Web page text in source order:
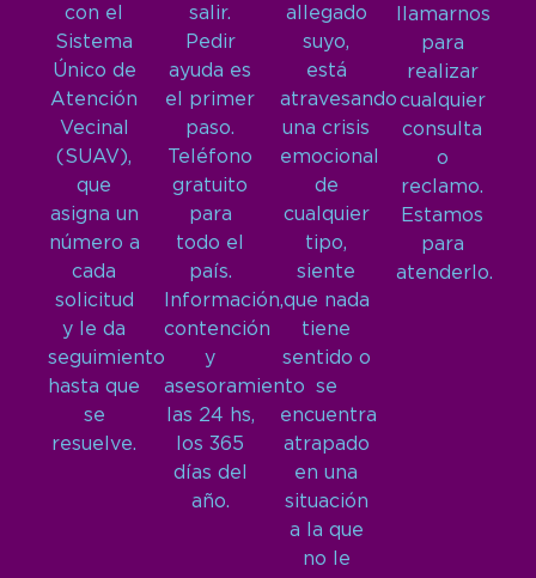
con el
Sistema
Único de
Atención
Vecinal
(SUAV),
que
asigna un
número a
cada
solicitud
y le da
seguimiento
hasta que
se
resuelve.
salir.
Pedir
ayuda es
el primer
paso.
Teléfono
gratuito
para
todo el
país.
Información,
contención
y
asesoramiento
las 24 hs,
los 365
días del
año.
allegado
suyo,
está
atravesando
una crisis
emocional
de
cualquier
tipo,
siente
que nada
tiene
sentido o
se
encuentra
atrapado
en una
situación
a la que
no le
llamarnos
para
realizar
cualquier
consulta
o
reclamo.
Estamos
para
atenderlo.